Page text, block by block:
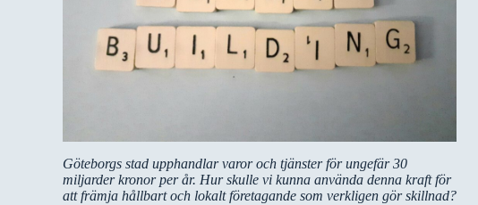
Göteborgs stad upphandlar varor och tjänster för ungefär 30
miljarder kronor per år. Hur skulle vi kunna använda denna kraft för
att främja hållbart och lokalt företagande som verkligen gör skillnad?